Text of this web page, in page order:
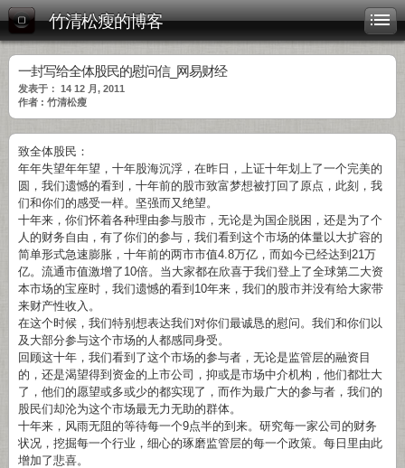
竹清松瘦的博客
一封写给全体股民的慰问信_网易财经
发表于： 14 12 月, 2011
作者 : 竹清松瘦
致全体股民：
年年失望年年望，十年股海沉浮，在昨日，上证十年划上了一个完美的
圆，我们遗憾的看到，十年前的股市致富梦想被打回了原点，此刻，我
们和你们的感受一样。坚强而又绝望。
十年来，你们怀着各种理由参与股市，无论是为国企脱困，还是为了个
人的财务自由，有了你们的参与，我们看到这个市场的体量以大扩容的
简单形式急速膨胀，十年前的两市市值4.8万亿，而如今已经达到21万
亿。流通市值激增了10倍。当大家都在欣喜于我们登上了全球第二大资
本市场的宝座时，我们遗憾的看到10年来，我们的股市并没有给大家带
来财产性收入。
在这个时候，我们特别想表达我们对你们最诚恳的慰问。我们和你们以
及大部分参与这个市场的人都感同身受。
回顾这十年，我们看到了这个市场的参与者，无论是监管层的融资目
的，还是渴望得到资金的上市公司，抑或是市场中介机构，他们都壮大
了，他们的愿望或多或少的都实现了，而作为最广大的参与者，我们的
股民们却沦为这个市场最无力无助的群体。
十年来，风雨无阻的等待每一个9点半的到来。研究每一家公司的财务
状况，挖掘每一个行业，细心的琢磨监管层的每一个政策。每日里由此
增加了悲喜。